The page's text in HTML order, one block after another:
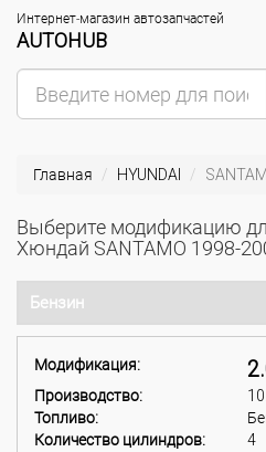
Интернет-магазин автозапчастей
AUTOHUB
Главная HYUNDAI
Выберите модификацию
Хюндай SANTAMO 1998-
Бензин
Модификация:
Производство:
Топливо:
Количество цилиндров:
4